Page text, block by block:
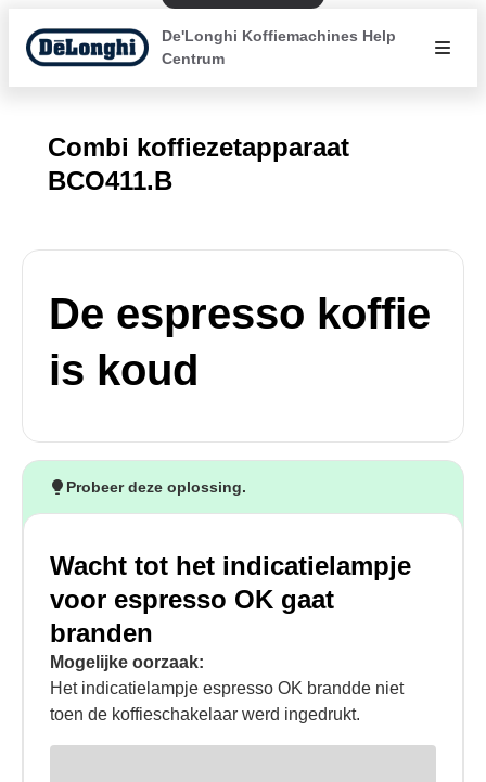
De'Longhi Koffiemachines Help
Centrum
Combi koffiezetapparaat
BCO411.B
De espresso koffie
is koud
Probeer deze oplossing.
Wacht tot het indicatielampje
voor espresso OK gaat
branden
Mogelijke oorzaak:
Het indicatielampje espresso OK brandde niet
toen de koffieschakelaar werd ingedrukt.